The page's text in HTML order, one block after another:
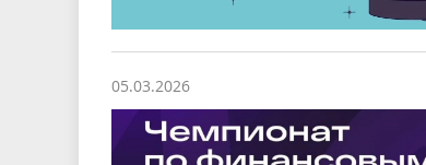
05.03.2026